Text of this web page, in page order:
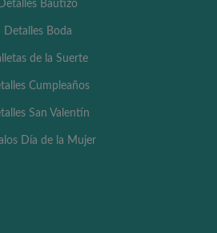
Detalles Bautizo
Detalles Boda
de la Suerte
Cumpleaños
San Valentín
Día de la Mujer